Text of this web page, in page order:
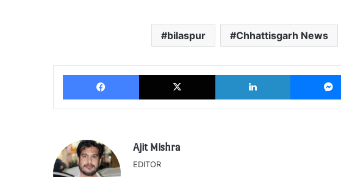
bilaspur Chhattisgarh News
Facebook X LinkedIn
Ajit Mishra
EDITOR